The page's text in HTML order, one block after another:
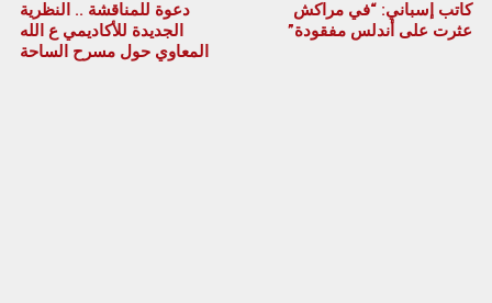
كاتب إسباني: “في مراكش
عثرت على أندلس مفقودة”
دعوة للمناقشة .. النظرية
الجديدة للأكاديمي ع الله
المعاوي حول مسرح الساحة